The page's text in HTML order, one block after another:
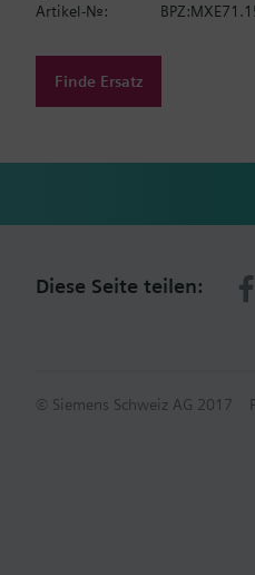
Artikel-Nr.:
Finde Ersatz
Diese Seite teilen:
© Siemens Schweiz AG 2017